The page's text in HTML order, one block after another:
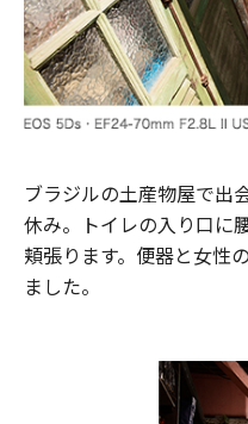
ブラジルの土産物屋で出
休み。トイレの入り口に
頬張ります。便器と女性
ました。